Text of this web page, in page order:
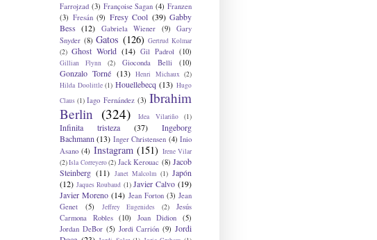
Farrojzad (3) Françoise Sagan (4) Franzen
(3) Fresán (9) Fresy Cool (39) Gabby
Bess (12) Gabriela Wiener (9)
Gary
Snyder (8) Gatos (126) Gertrud Kolmar
(2) Ghost World (14) Gil Padrol (10)
Gillian Flynn (2) Gioconda Belli (10)
Gonzalo Torné (13) Henri Michaux (2)
Hilda Doolittle (1) Houellebecq (13) Hugo
Claus (1) Iago Fernández (3) Ibrahim
Berlin (324) Idea Vilariño (1)
Infinita tristeza (37)
Ingeborg
Bachmann (13) Inger Christensen (4) Inio
Asano (4) Instagram (151) Irene Vilar
(2)Isla Correyero(2) Jack Kerouac (8) Jacob
Steinberg (11) Janet Malcolm (1) Japón
(12) Jaques Roubaud (1) Javier Calvo (19)
Javier Moreno (14) Jean Forton (3) Jean
Genet
(5) Jeffrey Eugenides (2)
Jesús
Carmona Robles
(10) Joan Didion
(5)
Jordan DeBor (5) Jordi Carrión (9) Jordi